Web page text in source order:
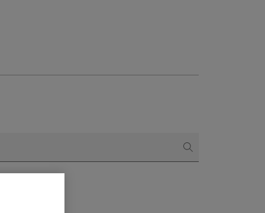
entreprises